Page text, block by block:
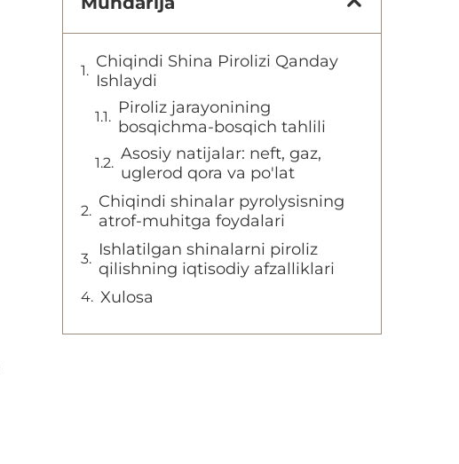
Chiqindi Shina Pirolizi Qanday
Ishlaydi
Piroliz jarayonining
bosqichma-bosqich tahlili
Asosiy natijalar: neft, gaz,
uglerod qora va po'lat
Chiqindi shinalar pyrolysisning
atrof-muhitga foydalari
Ishlatilgan shinalarni piroliz
qilishning iqtisodiy afzalliklari
Xulosa